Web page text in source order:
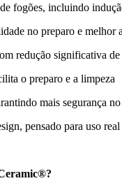
fogões, incluindo
no preparo e melhor
redução significativa
o preparo e a limpeza
mais segurança
pensado para uso real